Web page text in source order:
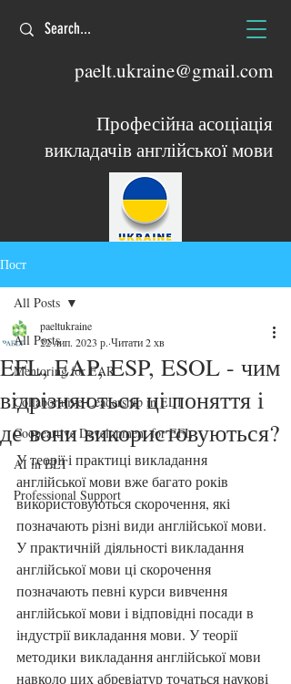
paelt.ukraine@gmail.com
Професійна асоціація
викладачів англійської мови
Пост
All Posts
Mentoring for EAR
Collaborative Leadership in ELT
Coopeartive Development for EFL
AI in ELT
Professional Support
All Posts
EFL, EAP, ESP, ESOL - чим
відрізняються ці поняття і
де вони використовуються?
paeltukraine
22 лип. 2023 р. Читати 2 хв
У теорії і практиці викладання
англійської мови вже багато років
використовуються скорочення, які
позначають різні види англійської мови.
У практичній діяльності викладання
англійської мови ці скорочення
позначають певні курси вивчення
англійської мови і відповідні посади в
індустрії викладання мови. У теорії
методики викладання англійської мови
навколо цих абревіатур точаться наукові